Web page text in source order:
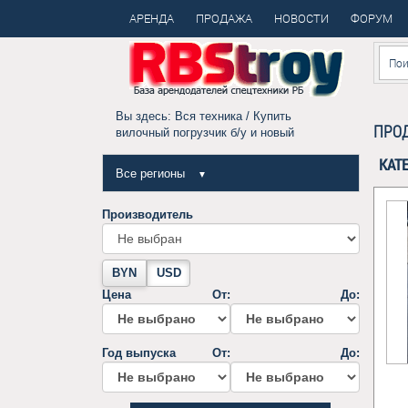
АРЕНДА ПРОДАЖА НОВОСТИ ФОРУМ
Вы здесь: Вся техника/ Купить
вилочный погрузчик б/у и новый
Все регионы ▼
Производитель
BYN
USD
Цена
От: До:
Год выпуска От: До: